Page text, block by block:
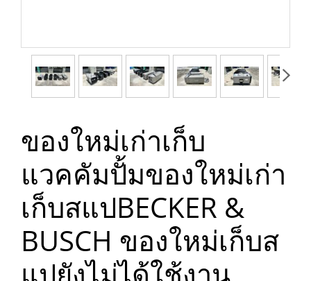
ของใหม่เก่าเก็บ
แวคคัมปั้มของใหม่เก่า
เก็บสแปBECKER &
BUSCH ของใหม่เก็บส